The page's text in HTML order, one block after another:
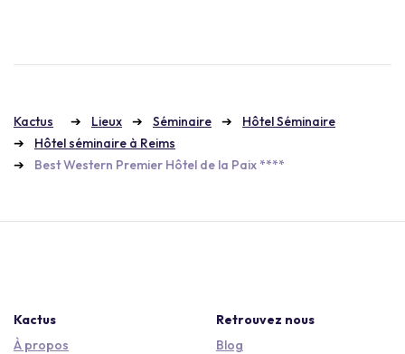
Kactus Lieux Séminaire
Hôtel Séminaire
Hôtel séminaire à Reims
Best Western Premier Hôtel de la Paix ****
Kactus
À propos
Retrouvez nous
Blog